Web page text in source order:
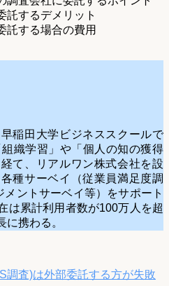
託するデメリット
委託する場合の費用
稲田大学ビジネススクールで
織学習」や「個人の知の獲得
て、リアルワン株式会社を設
種サーベイ（従業員満足度調
ントサーベイ等）をサポート
は累計利用者数が100万人を超
に携わる。
調査)は外部委託する方が失敗